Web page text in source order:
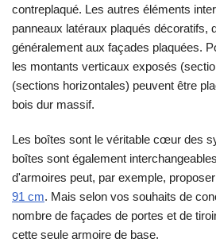
contreplaqué. Les autres éléments
panneaux latéraux plaqués décoratifs,
généralement aux façades plaquées.
les montants verticaux exposés
(sections horizontales) peuvent être
bois dur massif.
Les boîtes sont le véritable cœur des
boîtes sont également
d'armoires peut, par exemple,
91 cm. Mais selon vos souhaits de
nombre de façades de portes et de
cette seule armoire de base.